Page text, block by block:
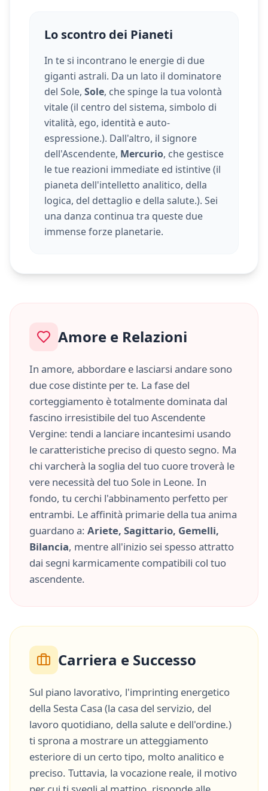
Lo scontro dei Pianeti
In te si incontrano le energie di due
giganti astrali. Da un lato il dominatore
del Sole, Sole, che spinge la tua volontà
vitale (il centro del sistema, simbolo di
vitalità, ego, identità e auto-
espressione.). Dall'altro, il signore
dell'Ascendente, Mercurio, che gestisce
le tue reazioni immediate ed istintive (il
pianeta dell'intelletto analitico, della
logica, del dettaglio e della salute.). Sei
una danza continua tra queste due
immense forze planetarie.
Amore e Relazioni
In amore, abbordare e lasciarsi andare sono
due cose distinte per te. La fase del
corteggiamento è totalmente dominata dal
fascino irresistibile del tuo Ascendente
Vergine: tendi a lanciare incantesimi usando
le caratteristiche preciso di questo segno. Ma
chi varcherà la soglia del tuo cuore troverà le
vere necessità del tuo Sole in Leone. In
fondo, tu cerchi l'abbinamento perfetto per
entrambi. Le affinità primarie della tua anima
guardano a: Ariete, Sagittario, Gemelli,
Bilancia, mentre all'inizio sei spesso attratto
dai segni karmicamente compatibili col tuo
ascendente.
Carriera e Successo
Sul piano lavorativo, l'imprinting energetico
della Sesta Casa (la casa del servizio, del
lavoro quotidiano, della salute e dell'ordine.)
ti sprona a mostrare un atteggiamento
esteriore di un certo tipo, moltoanalitico e
preciso. Tuttavia, la vocazione reale, il motivo